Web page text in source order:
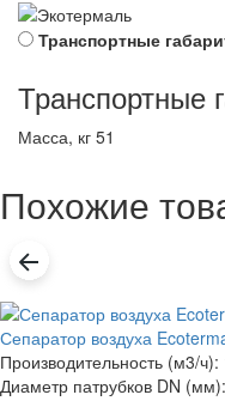
Транспортные
Транспортные
Масса, кг 51
Похожие
Сепаратор воздуха
Производительность (м3/ч):
Диаметр патрубков DN